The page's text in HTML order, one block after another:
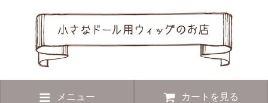
メニュー カートを見る